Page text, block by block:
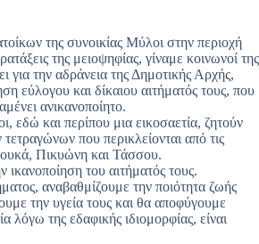
της συνοικίας Μύλοι στην περιοχή
της μειοψηφίας, γίναμε κοινωνοί της
για την αδράνεια της Δημοτικής Αρχής,
εύλογου και δίκαιου αιτήματός τους, που
ανικανοποίητο.
εδώ και περίπου μια εικοσαετία, ζητούν
που περικλείονται από τις
Πικυώνη και Τάσσου.
του αιτήματός τους.
αναβαθμίζουμε την ποιότητα ζωής
την υγεία τους και θα αποφύγουμε
λόγω της εδαφικής ιδιομορφίας, είναι